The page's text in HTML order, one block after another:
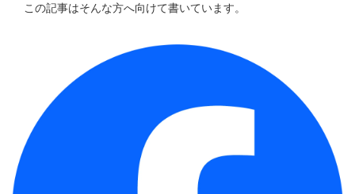
この記事はそんな方へ向けて書いています。